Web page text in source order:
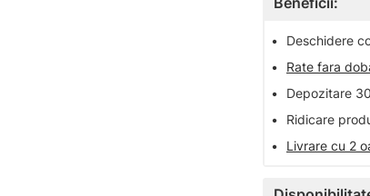
•
Deschidere
•
Rate fara
•
Depozitare
•
Ridicare
•
Livrare cu 2